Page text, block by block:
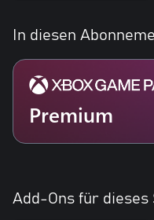
In diesen
Premium
Add-Ons für dieses